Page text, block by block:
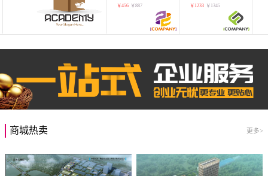
￥456 ￥887 ￥ 1233 ￥ 1345
商城热卖 更多>